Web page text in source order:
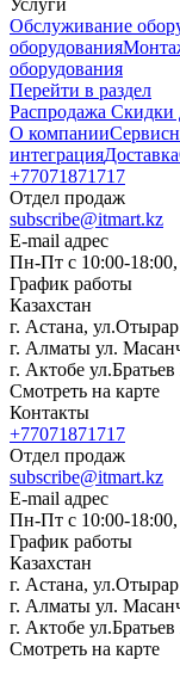
Услуги
Oбслуживание
оборудования
оборудования
Перейти в раздел
Распродажа Скидки
О компании
интеграцияДоставка
+77071871717
Отдел продаж
subscribe@itmart.kz
E-mail адрес
Пн-Пт с 10:00-
График работы
Казахстан
г. Астана,
г. Алматы ул.
г. Актобе
Смотреть на карте
Контакты
+77071871717
Отдел продаж
subscribe@itmart.kz
E-mail адрес
Пн-Пт с 10:00-
График работы
Казахстан
г. Астана,
г. Алматы ул.
г. Актобе
Смотреть на карте